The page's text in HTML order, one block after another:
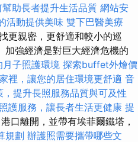
助長者提升生活品質 網站安
活動提供美味 雙下巴醫美療
更親密，更舒適和較小的巡
強經濟是對巨大經濟危機的
子照護環境 探索buffet外燴價
裡，讓您的居住環境更舒適 音
提升長照服務品質與可及性
護服務，讓長者生活更健康 提
口離開，並帶有埃菲爾鐵塔，
規劃 辦護照需要攜帶哪些文